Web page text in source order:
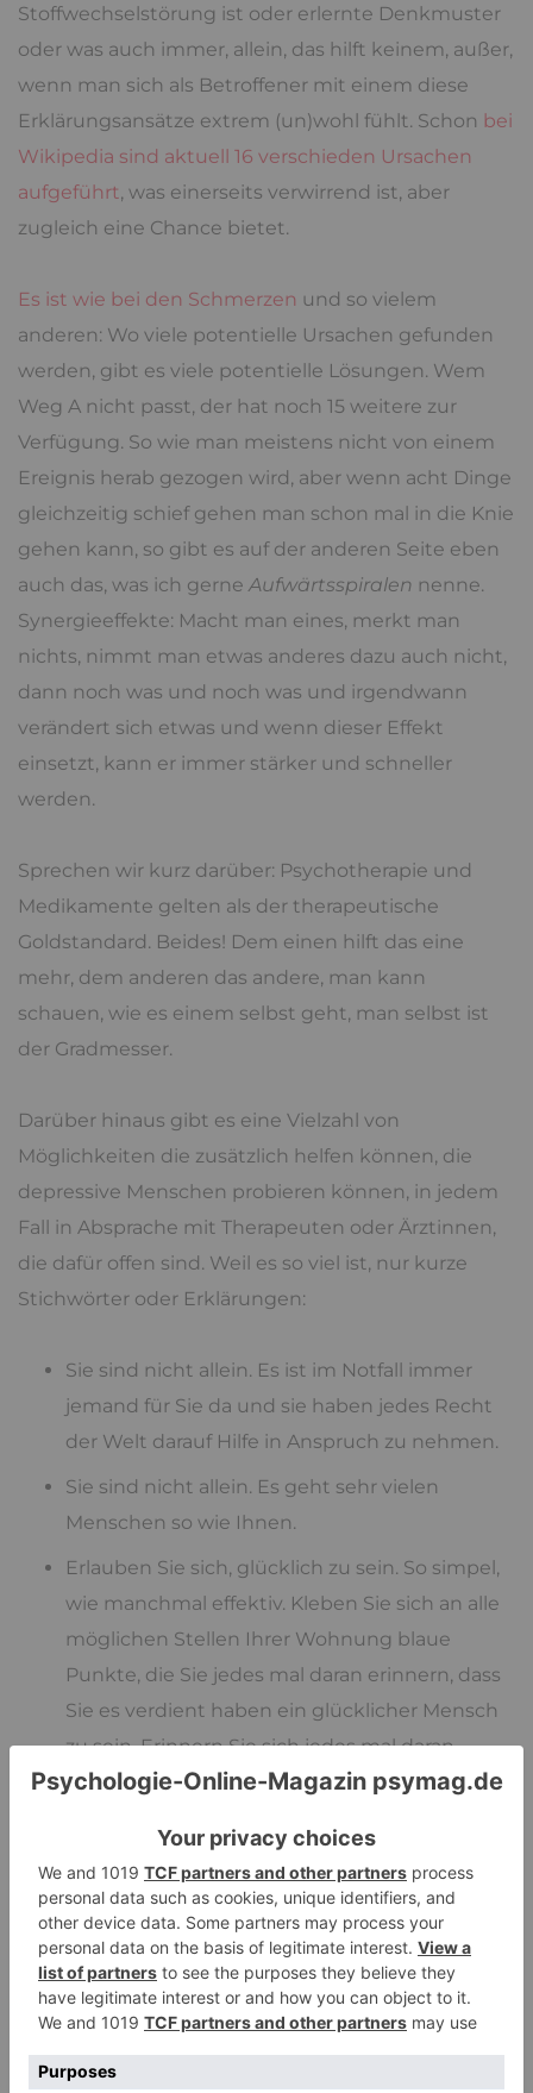
Stoffwechselstörung ist oder erlernte Denkmuster
oder was auch immer, allein, das hilft keinem, außer,
wenn man sich als Betroffener mit einem diese
Erklärungsansätze extrem (un)wohl fühlt. Schon bei
Wikipedia sind aktuell 16 verschieden Ursachen
aufgeführt, was einerseits verwirrend ist, aber
zugleich eine Chance bietet.
Es ist wie bei den Schmerzen und so vielem
anderen: Wo viele potentielle Ursachen gefunden
werden, gibt es viele potentielle Lösungen. Wem
Weg A nicht passt, der hat noch 15 weitere zur
Verfügung. So wie man meistens nicht von einem
Ereignis herab gezogen wird, aber wenn acht Dinge
gleichzeitig schief gehen man schon mal in die Knie
gehen kann, so gibt es auf der anderen Seite eben
auch das, was ich gerneAufwärtsspiralen nenne.
Synergieeffekte: Macht man eines, merkt man
nichts, nimmt man etwas anderes dazu auch nicht,
dann noch was und noch was und irgendwann
verändert sich etwas und wenn dieser Effekt
einsetzt, kann er immer stärker und schneller
werden.
Sprechen wir kurz darüber: Psychotherapie und
Medikamente gelten als der therapeutische
Goldstandard. Beides! Dem einen hilft das eine
mehr, dem anderen das andere, man kann
schauen, wie es einem selbst geht, man selbst ist
der Gradmesser.
Darüber hinaus gibt es eine Vielzahl von
Möglichkeiten die zusätzlich helfen können, die
depressive Menschen probieren können, in jedem
Fall in Absprache mit Therapeuten oder Ärztinnen,
die dafür offen sind. Weil es so viel ist, nur kurze
Stichwörter oder Erklärungen:
Sie sind nicht allein. Es ist im Notfall immer
jemand für Sie da und sie haben jedes Recht
der Welt darauf Hilfe in Anspruch zu nehmen.
Sie sind nicht allein. Es geht sehr vielen
Menschen so wie Ihnen.
Erlauben Sie sich, glücklich zu sein. So simpel,
wie manchmal effektiv. Kleben Sie sich an alle
möglichen Stellen Ihrer Wohnung blaue
Punkte, die Sie jedes mal daran erinnern, dass
Sie es verdient haben ein glücklicher Mensch
zu sein. Erinnern Sie sich jedes mal daran.
Bewegen Sie sich, so oft es geht. Bewegung
setzt Dopamin frei, ein anderes biologisches
Glückshormon und Bewegung tut einfach
jedem gut.Hat man Schmerzen, erst recht
Setzen Sie sich kleine und kleinste Ziele, bei
deren Erreichen Sie (Sie allein bestimmen das!)
dennoch stolz auf sich sein können. Das sind
realistische Ziele. Versuchen Sie diese Ziele zu
erreichen. Gönnen Sie sich diese Erfolge.